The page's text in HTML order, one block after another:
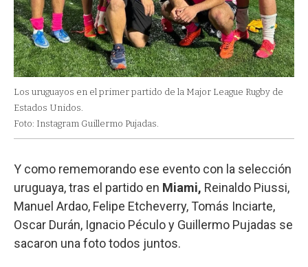
Los uruguayos en el primer partido de la Major League Rugby de
Estados Unidos.
Foto: Instagram Guillermo Pujadas.
Y como rememorando ese evento con la selección
uruguaya, tras el partido en Miami, Reinaldo Piussi,
Manuel Ardao, Felipe Etcheverry, Tomás Inciarte,
Oscar Durán, Ignacio Péculo y Guillermo Pujadas se
sacaron una foto todos juntos.